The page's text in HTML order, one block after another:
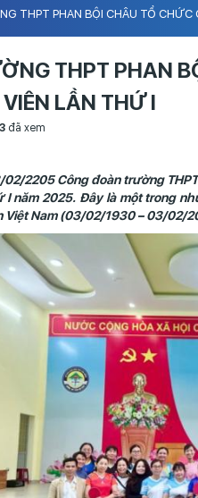
THPT PHAN BỘI CHÂU TỔ CHỨC
THPT PHAN
LẦN THỨ I
đã xem
2205 Công đoàn trường
I năm 2025. Đây là một trong
Việt Nam (03/02/1930 – 03/02/